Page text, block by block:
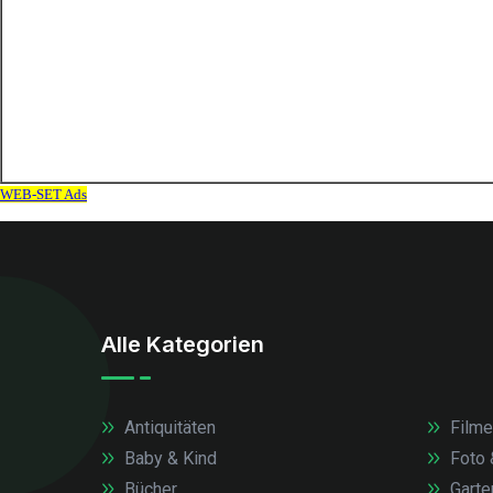
Alle Kategorien
Antiquitäten
Baby & Kind
Bücher
Filme
Foto